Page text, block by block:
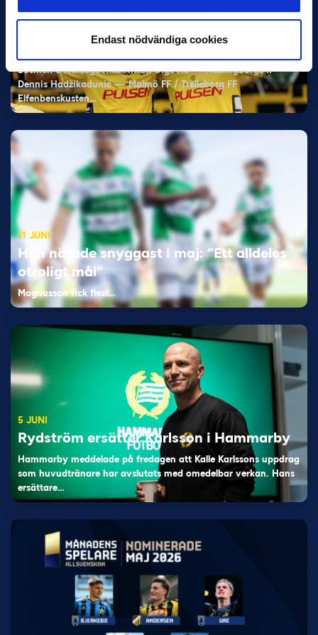
Endast nödvändiga cookies
11 JUNI
och Superettan
Bosnien & Hercegovina Armin Gigovic — Helsingborgs IF
Dennis Hadžikadunić — Malmö FF / Trelleborg FF
Elfenbenskusten…
11 JUNI
Han nätade snyggast i maj: “Ett alldeles
otroligt mål”
Magnusson fick flest…
5 JUNI
Rydström ersätter Karlsson i Hammarby
Hammarby meddelade på fredagen att Kalle Karlssons uppdrag
som huvudtränare har avslutats med omedelbar verkan. Hans
ersättare…